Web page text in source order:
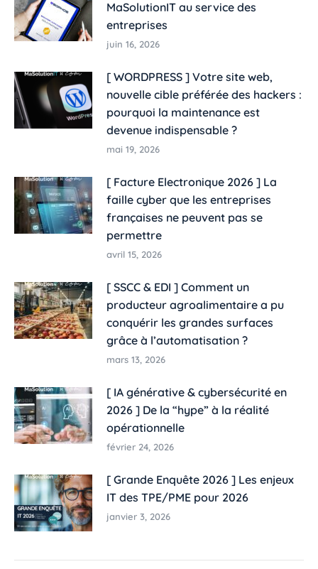
MaSolutionIT au service des
entreprises​
juin 16, 2026
[ WORDPRESS ] Votre site web,
nouvelle cible préférée des hackers :
pourquoi la maintenance est
devenue indispensable ?
mai 19, 2026
[ Facture Electronique 2026 ] La
faille cyber que les entreprises
françaises ne peuvent pas se
permettre
avril 15, 2026
[ SSCC & EDI ] Comment un
producteur agroalimentaire a pu
conquérir les grandes surfaces
grâce à l’automatisation ?
mars 13, 2026
[ IA générative & cybersécurité en
2026 ] De la “hype” à la réalité
opérationnelle
février 24, 2026
[ Grande Enquête 2026 ] Les enjeux
IT des TPE/PME pour 2026
janvier 3, 2026